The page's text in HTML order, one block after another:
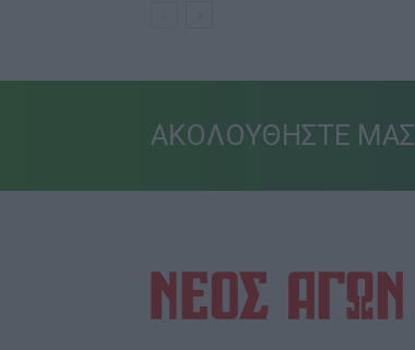
ΑΚΟΛΟΥΘΗΣΤΕ ΜΑΣ